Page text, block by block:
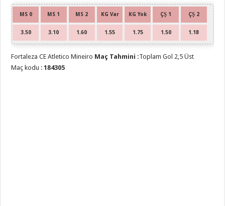
MS 0 MS 1 MS 2 KG Var KG Yok ÇŞ 1 ÇŞ 2
3.50 3.10 1.60 1.55 1.75 1.50 1.18
Fortaleza CE Atletico Mineiro Maç Tahmini :Toplam Gol 2,5 Üst
Maç kodu :184305